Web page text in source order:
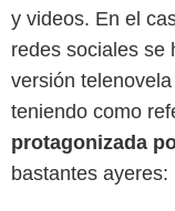
y videos. En el
redes sociales se
versión
teniendo como
protagonizada
bastantes